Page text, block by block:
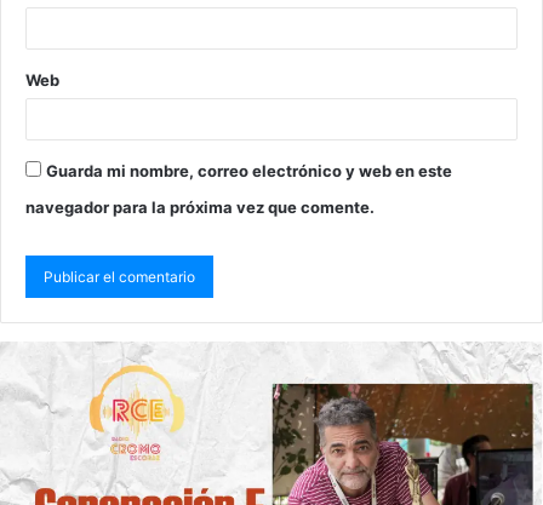
Web
Guarda mi nombre, correo electrónico y web en este
navegador para la próxima vez que comente.